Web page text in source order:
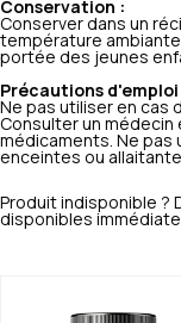
Conservation :
Conserver dans un
température
portée des jeunes
Précautions d'emploi
Ne pas utiliser en cas
Consulter un médecin
médicaments. Ne pas
enceintes ou
Produit indisponible ?
disponibles